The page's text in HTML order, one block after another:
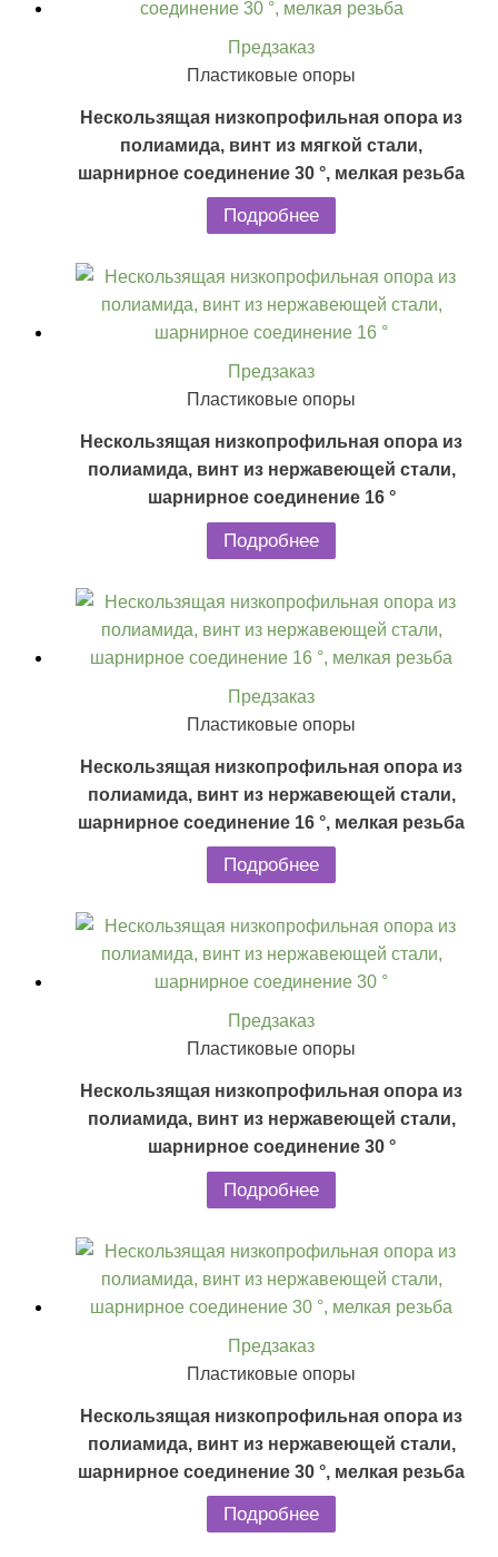
Предзаказ
Пластиковые опоры
Нескользящая низкопрофильная опора из
полиамида, винт из мягкой стали,
шарнирное соединение 30 °, мелкая резьба
Подробнее
Предзаказ
Пластиковые опоры
Нескользящая низкопрофильная опора из
полиамида, винт из нержавеющей стали,
шарнирное соединение 16 °
Подробнее
Предзаказ
Пластиковые опоры
Нескользящая низкопрофильная опора из
полиамида, винт из нержавеющей стали,
шарнирное соединение 16 °, мелкая резьба
Подробнее
Предзаказ
Пластиковые опоры
Нескользящая низкопрофильная опора из
полиамида, винт из нержавеющей стали,
шарнирное соединение 30 °
Подробнее
Предзаказ
Пластиковые опоры
Нескользящая низкопрофильная опора из
полиамида, винт из нержавеющей стали,
шарнирное соединение 30 °, мелкая резьба
Подробнее